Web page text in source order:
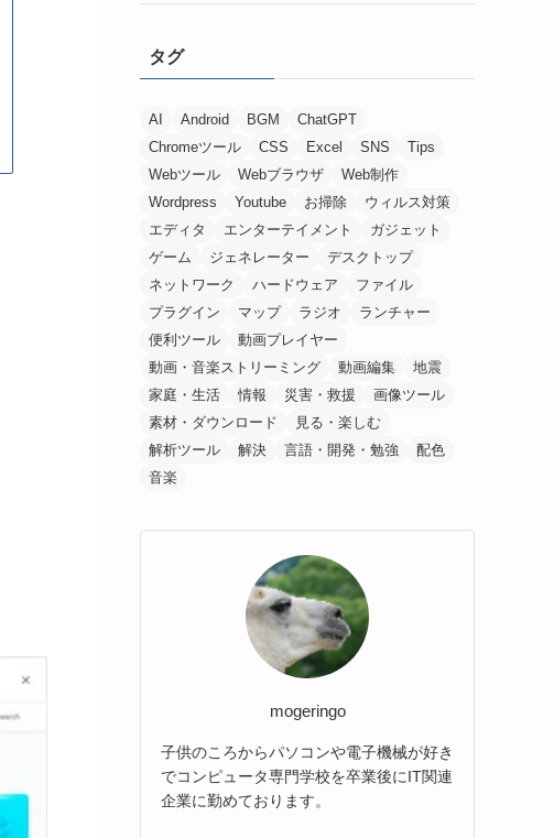
タグ
AI Android BGM
ChatGPT
Chromeツール
CSS Excel SNS
Tips
Webツール
Webブラウザ
Web制作
Wordpress
Youtube お掃除
ウィルス対策
エディタ
エンターテイメント
ガジェット
ゲーム
ジェネレーター
デスクトップ
ネットワーク
ハードウェア
ファイル
プラグイン
マップ ラジオ
ランチャー
便利ツール
動画プレイヤー
動画・音楽ストリーミング
動画編集
地震
家庭・生活
情報 災害・救援
画像ツール
素材・ダウンロード
見る・楽しむ
解析ツール
解決 言語・開発・勉強
配色
音楽
mogeringo
子供のころからパソコンや電子機械が好き
でコンピュータ専門学校を卒業後にIT関連
企業に勤めております。